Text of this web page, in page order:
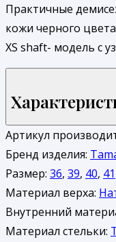
Практичные
кожи черного
XS shaft- модель с
Артикул
Бренд изделия:
Размер: 36, 39, 40, 41
Материал верха:
Внутренний
Материал стельки: